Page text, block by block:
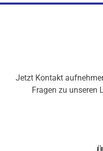
Jetzt Kontakt
Fragen zu unseren